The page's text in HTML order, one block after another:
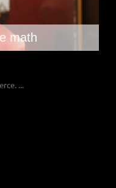
math
...